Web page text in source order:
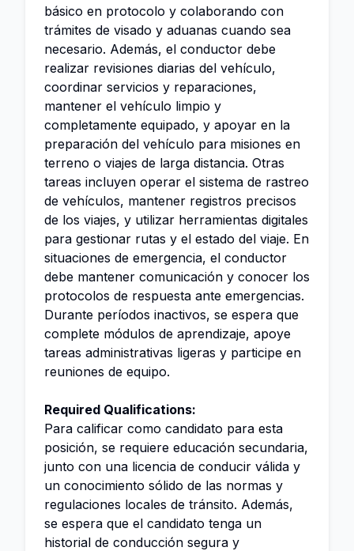
básico en protocolo y colaborando con
trámites de visado y aduanas cuando sea
necesario. Además, el conductor debe
realizar revisiones diarias del vehículo,
coordinar servicios y reparaciones,
mantener el vehículo limpio y
completamente equipado, y apoyar en la
preparación del vehículo para misiones en
terreno o viajes de larga distancia. Otras
tareas incluyen operar el sistema de rastreo
de vehículos, mantener registros precisos
de los viajes, y utilizar herramientas digitales
para gestionar rutas y el estado del viaje. En
situaciones de emergencia, el conductor
debe mantener comunicación y conocer los
protocolos de respuesta ante emergencias.
Durante períodos inactivos, se espera que
complete módulos de aprendizaje, apoye
tareas administrativas ligeras y participe en
reuniones de equipo.
Required Qualifications:
Para calificar como candidato para esta
posición, se requiere educación secundaria,
junto con una licencia de conducir válida y
un conocimiento sólido de las normas y
regulaciones locales de tránsito. Además,
se espera que el candidato tenga un
historial de conducción segura y